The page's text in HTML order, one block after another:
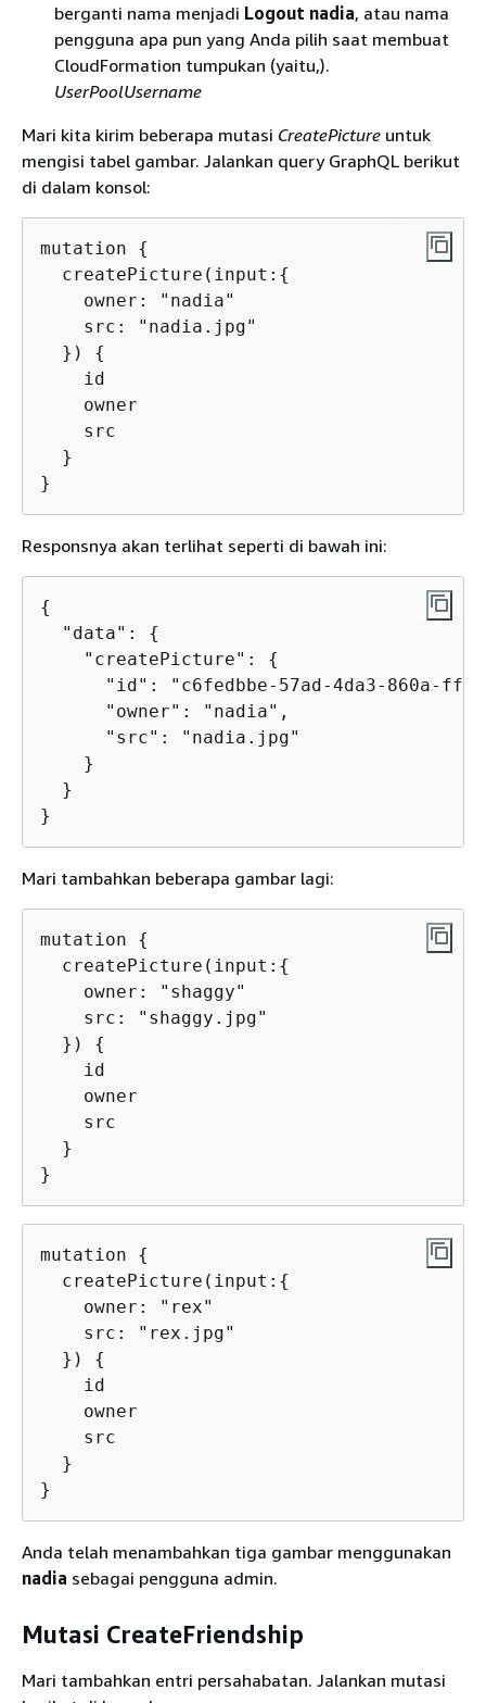
berganti nama menjadi Logout nadia, atau nama
pengguna apa pun yang Anda pilih saat membuat
CloudFormation tumpukan (yaitu,).
UserPoolUsername
Mari kita kirim beberapa mutasi CreatePicture untuk
mengisi tabel gambar. Jalankan query GraphQL berikut
di dalam konsol:
mutation {
  createPicture(input:
{
    owner: "nadia"
    src: "nadia.jpg"
  })
{
    id
    owner
    src
  }
}
Responsnya akan terlihat seperti di bawah ini:
{
  "data":
{
    "createPicture":
{
"id": "c6fedbbe-57ad-4da3-860a-
      "owner": "nadia",
      "src": "nadia.jpg"
    }
  }
}
Mari tambahkan beberapa gambar lagi:
mutation {
  createPicture(input:
{
    owner: "shaggy"
    src: "shaggy.jpg"
  })
{
    id
    owner
    src
  }
}
mutation {
  createPicture(input:
{
    owner: "rex"
    src: "rex.jpg"
  })
{
    id
    owner
    src
  }
}
Anda telah menambahkan tiga gambar menggunakan
nadia sebagai pengguna admin.
Mutasi CreateFriendship
Mari tambahkan entri persahabatan. Jalankan mutasi